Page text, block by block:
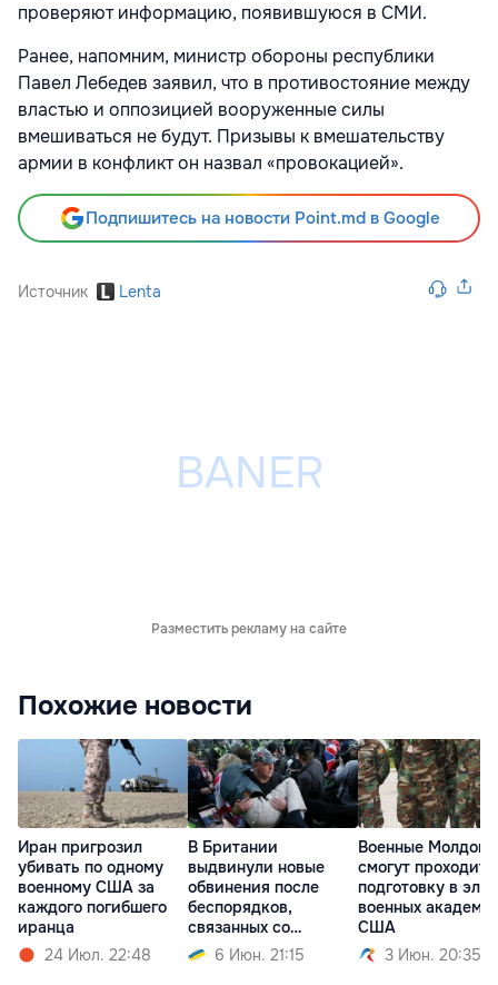
проверяют информацию, появившуюся в СМИ.
Ранее, напомним, министр обороны республики
Павел Лебедев заявил, что в противостояние между
властью и оппозицией вооруженные силы
вмешиваться не будут. Призывы к вмешательству
армии в конфликт он назвал «провокацией».
Подпишитесь на новости Point.md в Google
Источник Lenta
Разместить рекламу на сайте
Похожие новости
Иран пригрозил
убивать по одному
военному США за
каждого погибшего
иранца
24 Июл. 22:48
В Британии
выдвинули новые
обвинения после
беспорядков,
связанных со
смертью студента
6 Июн. 21:15
Военные Молдовы
смогут проходить
подготовку в
военных
США
3 Июн. 20:35